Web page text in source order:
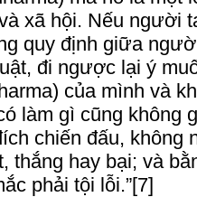
xã hội. Nếu người
quy định giữa
đi ngược lại ý
của mình và
làm gì cũng không
chiến đấu, không
thắng hay bại; và
phải tội lỗi.”[7]